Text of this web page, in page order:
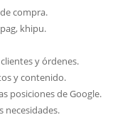
compra.
khipu.
y órdenes.
y contenido.
posiciones de Google.
necesidades.